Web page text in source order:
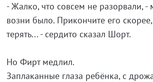
- Жалко, что совсем не разорвали,
возни было. Прикончите его
терять... - сердито сказал Шорт.
Но Фирт медлил.
Заплаканные глаза ребёнка, с